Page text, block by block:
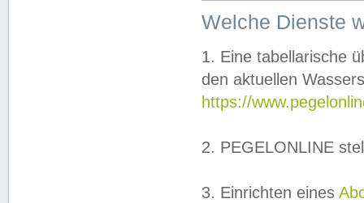
Welche Dienste
1. Eine tabellarische
den aktuellen
https://
2. PEGELONLINE
3. Einrichten eines